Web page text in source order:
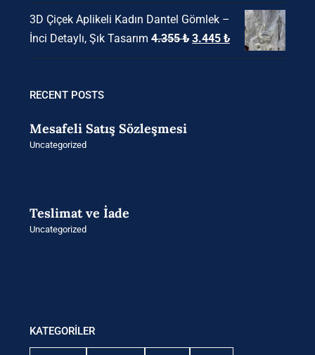
3D Çiçek Aplikeli Kadın Dantel Gömlek –
İnci Detaylı, Şık Tasarım 4.355₺ Orijinal
fiyat:
3.445 ₺Şu
andaki
RECENT POSTS
Mesafeli Satış Sözleşmesi
Uncategorized
Teslimat ve İade
Uncategorized
KATEGORİLER